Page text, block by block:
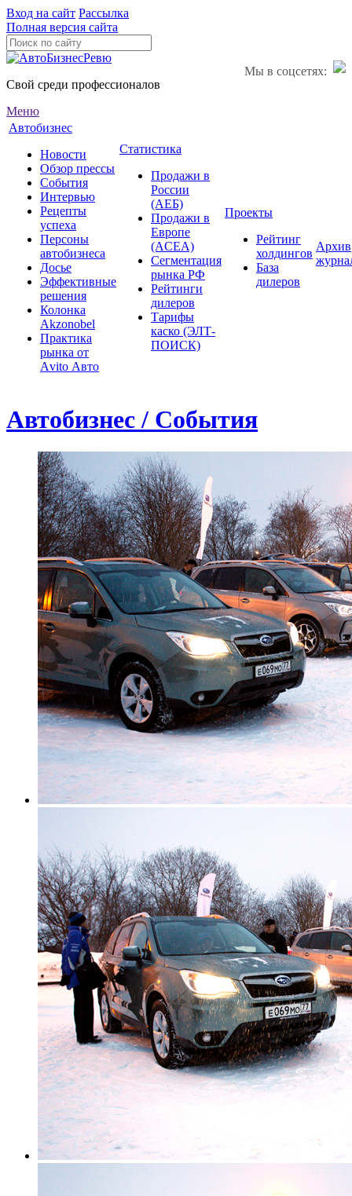
Вход на сайт Рассылка
Полная версия сайта
Мы в соцсетях:
Свой среди профессионалов
Меню
Автобизнес
Новости
Обзор прессы
События
Интервью
Рецепты
успеха
Персоны
автобизнеса
Досье
Эффективные
решения
Колонка
Akzonobel
Практика
рынка от
Аvito Авто
Статистика
Продажи в
России
(АЕБ)
Продажи в
Европе
(ACEA)
Сегментация
рынка РФ
Рейтинги
дилеров
Тарифы
каско (ЭЛТ-
ПОИСК)
Проекты
Рейтинг
холдингов
База
дилеров
Архив
Автобизнес / События